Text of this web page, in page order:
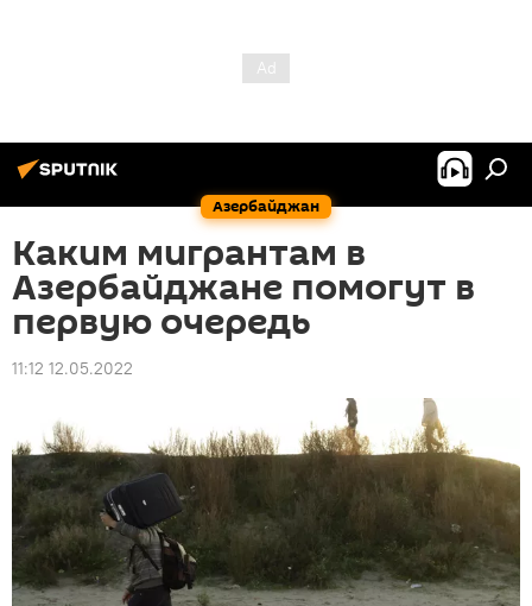
Азербайджан
Каким мигрантам в
Азербайджане помогут в
первую очередь
11:12 12.05.2022